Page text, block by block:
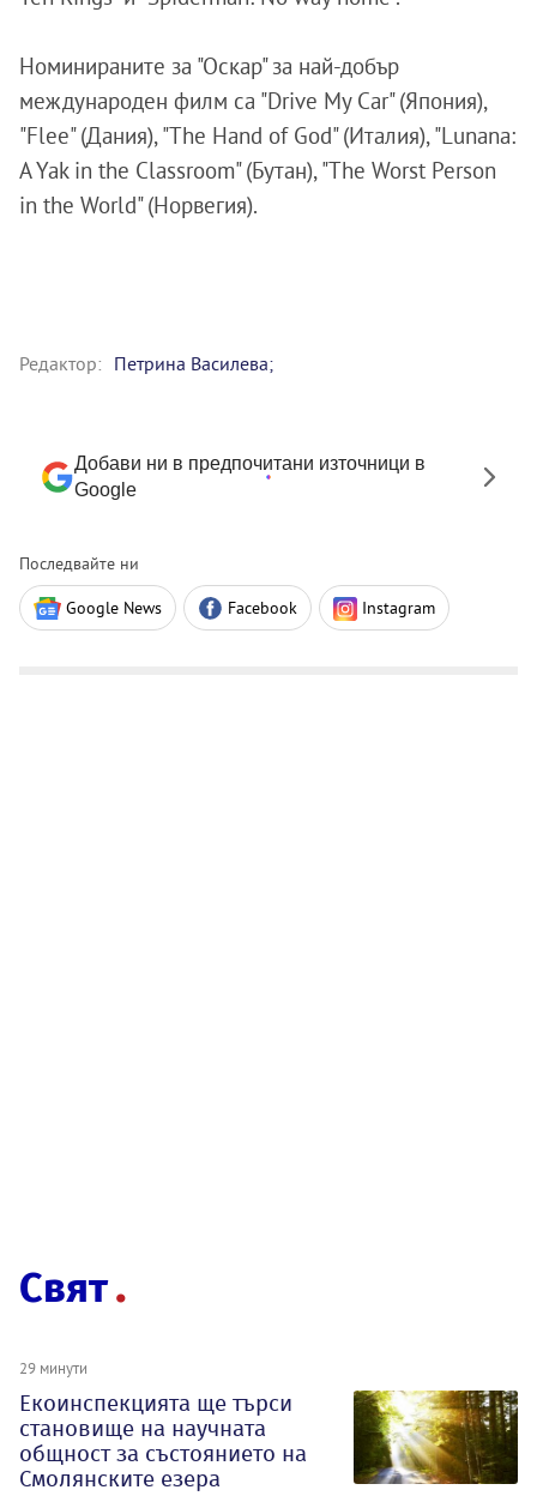
Номинираните за "Оскар" за най-добър
международен филм са "Drive My Car" (Япония),
"Flee" (Дания), "The Hand of God" (Италия), "Lunana:
A Yak in the Classroom" (Бутан), "The Worst Person
in the World" (Норвегия).
Редактор: Петрина Василева;
Добави ни в предпочитани източници в
Google
Последвайте ни
Google News Facebook Instagram
Свят
29 минути
Екоинспекцията ще търси
становище на научната
общност за състоянието на
Смолянските езера